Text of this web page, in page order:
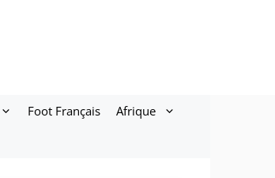
Foot Français Afrique